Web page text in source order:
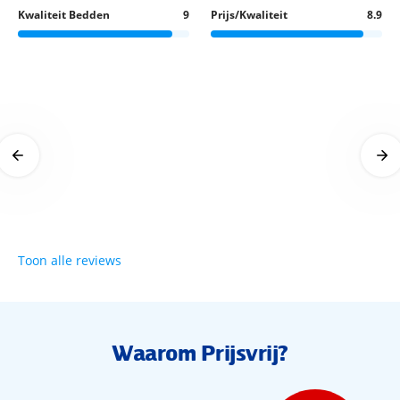
Ook voor kinderen is er genoeg te beleven. Zo zijn er 2
geregeld en zijn er kinderstoelen beschikbaar.
Toe aan wat extra ontspanning? Breng dan een bezoek aan
de wellnessfaciliteiten van het hotel. Ontspan in de sauna,
behandeling in de schoonheidssalon (€).
Kwaliteit Bedden 9 Prijs/Kwaliteit 8.9
Toon alle reviews
Waarom Prijsvrij?